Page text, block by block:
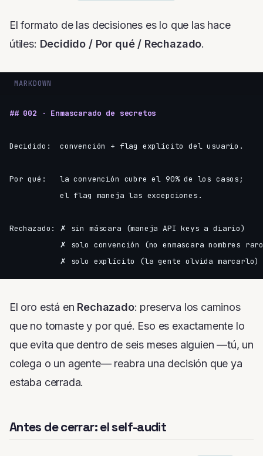
El formato de las decisiones es lo que las hace
útiles: Decidido / Por qué / Rechazado.
MARKDOWN
## 002 · Enmascarado de secretos
Decidido:  convención + flag explícito del usuario.
✗ solo convención (no enmascara nombres
El oro está en Rechazado: preserva los caminos
que no tomaste y por qué. Eso es exactamente lo
que evita que dentro de seis meses alguien —tú, un
colega o un agente— reabra una decisión que ya
estaba cerrada.
Antes de cerrar: el self-audit